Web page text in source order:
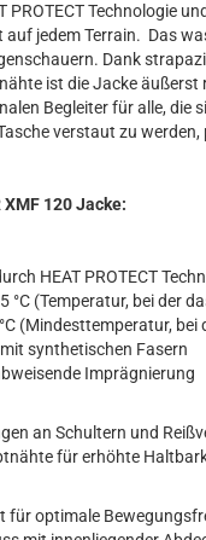
PROTECT Technologie
jedem Terrain. Das
Dank
ist die Jacke äußerst
Begleiter für alle,
verstaut zu
120 Jacke:
HEAT PROTECT
°C (Temperatur, bei der
(Mindesttemperatur,
synthetischen Fasern
Imprägnierung
an Schultern und
für erhöhte
für optimale